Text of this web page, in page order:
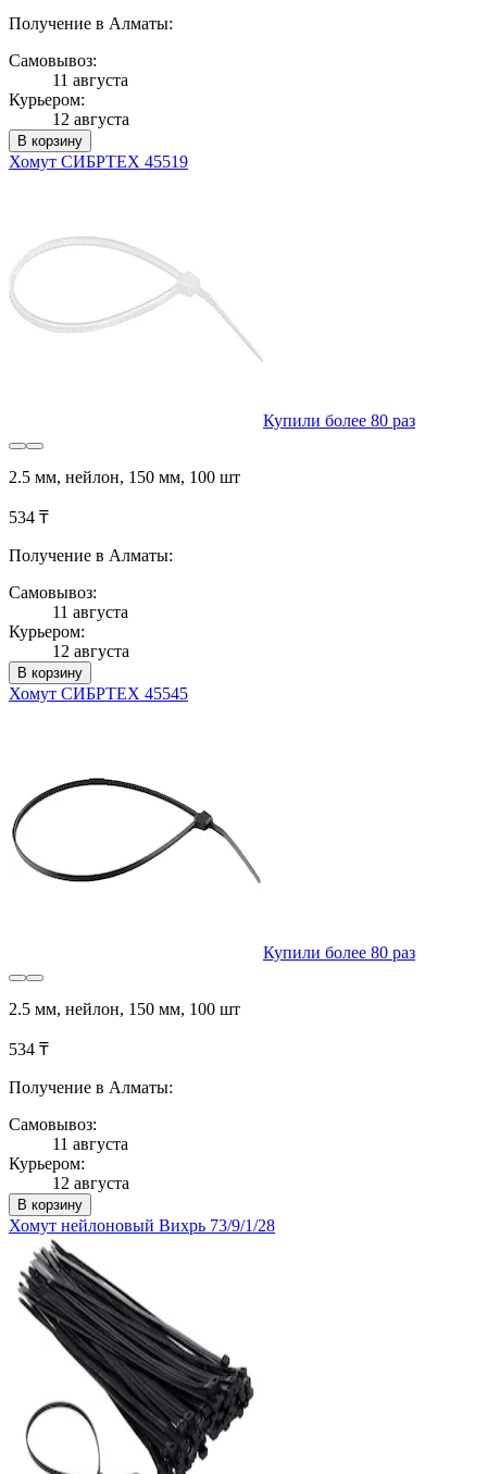
Получение в Алматы:
Самовывоз:
11 августа
Курьером:
12 августа
В корзину
Хомут СИБРТЕХ 45519
Купили более 80 раз
2.5 мм, нейлон, 150 мм, 100 шт
534 ₸
Получение в Алматы:
Самовывоз:
11 августа
Курьером:
12 августа
В корзину
Хомут СИБРТЕХ 45545
Купили более 80 раз
2.5 мм, нейлон, 150 мм, 100 шт
534 ₸
Получение в Алматы:
Самовывоз:
11 августа
Курьером:
12 августа
В корзину
Хомут нейлоновый Вихрь 73/9/1/28